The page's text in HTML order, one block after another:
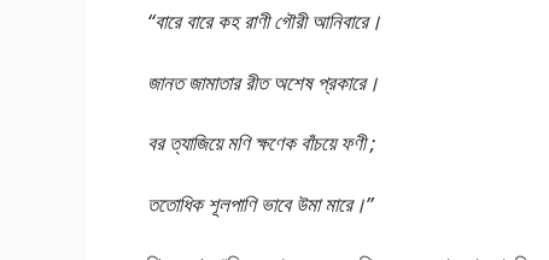
“বারে বারে কহ রাণী গৌরী আনিবারে।
জানত জামাতার রীত অশেষ প্রকারে।
বর ত্যাজিয়ে মণি ক্ষণেক বাঁচয়ে ফণী ;
ততোধিক শূলপাণি ভাবে উমা মারে।”